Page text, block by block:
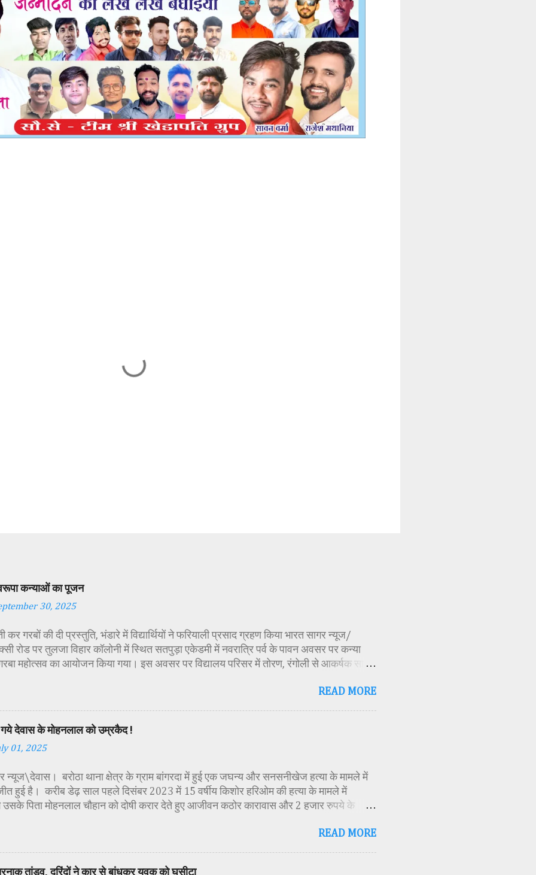
कन्याओं का पूजन
30, 2025
कर गरबों की दी प्रस्तुति, भंडारे में विद्यार्थियों ने फरियाली प्रसाद ग्रहण किया भारत सागर न्यूज/
रोड पर तुलजा विहार कॉलोनी में स्थित सतपुड़ा एकेडमी में नवरात्रि पर्व के पावन अवसर पर कन्या
महोत्सव का आयोजन किया गया। इस अवसर पर विद्यालय परिसर में तोरण, रंगोली से आकर्षक साज-
पॉलिटेक्निक कॉलेज प्राचार्य डा. सोनल भाटी, वैभव विहार शिक्षा समिति अध्यक्ष एवं भाजपा जिला
यादव, महिला बाल विकास विभाग पर्यवेक्षक कविता ठाकुर ने मातारानी की मूर्ति एवं अखंड ज्योत का
पूजन-अर्चन किया। पं. मयंक द्विवेदी के आचार्यत्व में वैदिक मंत्रोच्चार के बीच देवी शक्ति स्वरूपा
विधिविधान पूर्वक पूजन-अर्चन किया गया। कार्यक्रम में अतिथिजनों ने वैदिक मंत्रोच्चार के बीच देवी
READ MORE
देवास के मोहनलाल को उम्रकैद !
01, 2025
न्यूज\देवास। बरोठा थाना क्षेत्र के ग्राम बांगरदा में हुई एक जघन्य और सनसनीखेज हत्या के मामले में
हुई है। करीब डेढ़ साल पहले दिसंबर 2023 में 15 वर्षीय किशोर हरिओम की हत्या के मामले में
पिता मोहनलाल चौहान को दोषी करार देते हुए आजीवन कठोर कारावास और 2 हजार रुपये के
था। शव की हालत देख कर ही यह स्पष्ट हो गया था, कि हत्या बेहद नृशंस तरीके से की गई है। जांच के
परेशान होकर आरोपी पिता ने अपने ही बेटे को रास्ते से हटाने की योजना बनाई और हत्या को अंजाम
READ MORE
तांडव, दरिंदों ने कार से बांधकर युवक को घसीटा